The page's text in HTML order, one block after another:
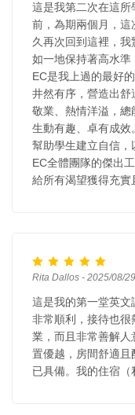
這是我第二次在這
前，為期兩個月，這
久再次回到這裡，
如一地保持著高水準
EC是我上過的最好
井然有序，營造出舒
敬業、熱情洋溢，
生動有趣、卓有成效
幫助學生建立自信
EC全體團隊的傑出
給所有渴望獲得充實
Rita Dallos - 2025/08/29
這是我的第一堂英
非常順利，接待也
業，而且非常善解人
置優越，房間舒適
已具備。我的住宿（